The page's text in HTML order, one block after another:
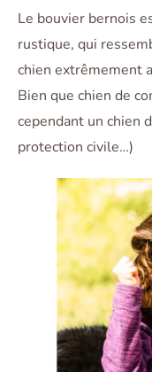
Le bouvier bernois
rustique, qui
chien extrêmement
Bien que chien de
cependant un chien
protection civile…)